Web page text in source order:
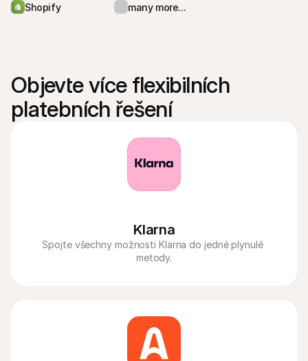
Shopify many more...
Objevte více flexibilních
platebních řešení
Klarna
Spojte všechny možnosti Klarna do jedné plynulé
metody.